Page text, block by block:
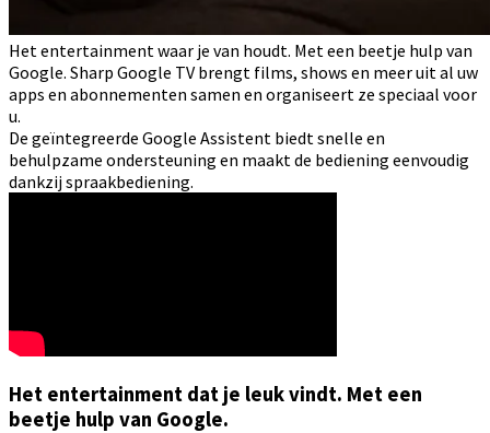
Het entertainment waar je van houdt. Met een beetje hulp van
Google. Sharp Google TV brengt films, shows en meer uit al uw
apps en abonnementen samen en organiseert ze speciaal voor
u.
De geïntegreerde Google Assistent biedt snelle en
behulpzame ondersteuning en maakt de bediening eenvoudig
dankzij spraakbediening.
Het entertainment dat je leuk vindt. Met een
beetje hulp van Google.